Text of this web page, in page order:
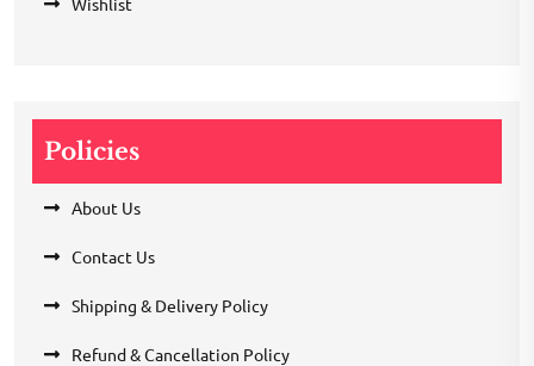
Policies
About Us
Contact Us
Shipping & Delivery Policy
Refund & Cancellation Policy